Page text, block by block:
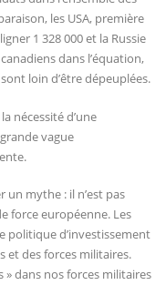
les USA, première
1 328 000 et la Russie
dans l’équation,
loin d’être dépeuplées.
nécessité d’une
vague
un mythe : il n’est pas
force européenne. Les
politique d’investissement
et des forces militaires.
dans nos forces militaires